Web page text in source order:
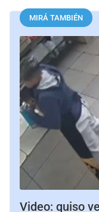
MIRÁ TAMBIÉN
Video: quiso